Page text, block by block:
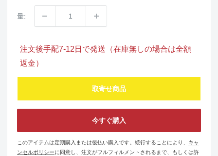
量:
注文後手配7-12日で発送（在庫無しの場合は全額
返金）
取寄せ商品
今すぐ購入
このアイテムは定期購入または後払い購入です。続行することにより、 キャ
ンセルポリシーに同意し、注文がフルフィルメントされるまで、もしくは許